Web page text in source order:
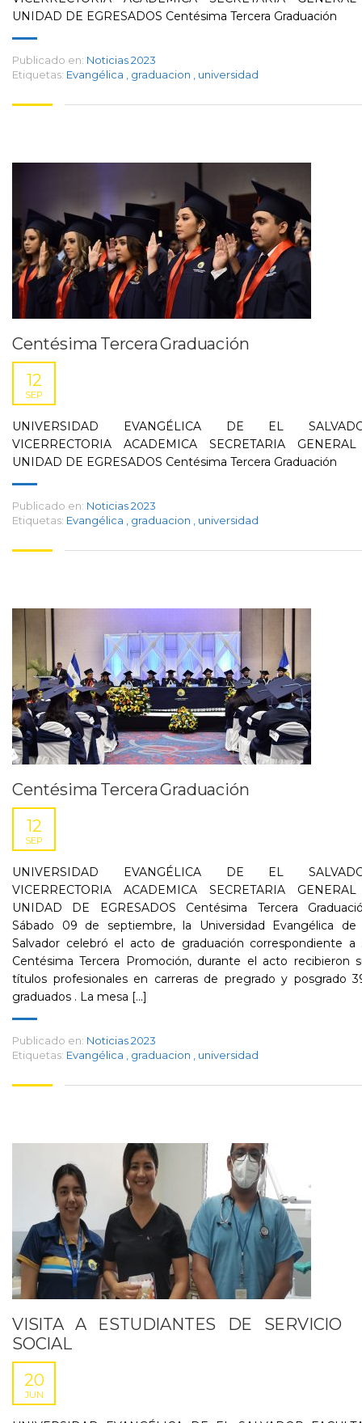
UNIDAD DE EGRESADOS Centésima Tercera Graduación
Publicado en: Noticias 2023
Etiquetas: Evangélica graduacion universidad
Centésima Tercera Graduación
12
SEP
UNIVERSIDAD EVANGÉLICA DE EL
VICERRECTORIA ACADEMICA SECRETARIA
UNIDAD DE EGRESADOS Centésima Tercera Graduación
Publicado en: Noticias 2023
Etiquetas: Evangélica graduacion universidad
Centésima Tercera Graduación
12
SEP
UNIVERSIDAD EVANGÉLICA DE EL
VICERRECTORIA ACADEMICA SECRETARIA
UNIDAD DE EGRESADOS Centésima Tercera
Sábado 09 de septiembre, la Universidad Evangélica de
Salvador celebró el acto de graduación correspondiente a
Centésima Tercera Promoción, durante el acto recibieron
títulos profesionales en carreras de pregrado y posgrado
graduados . La mesa [...]
Publicado en: Noticias 2023
Etiquetas: Evangélica graduacion universidad
VISITA A ESTUDIANTES DE SERVICIO
SOCIAL
20
JUN